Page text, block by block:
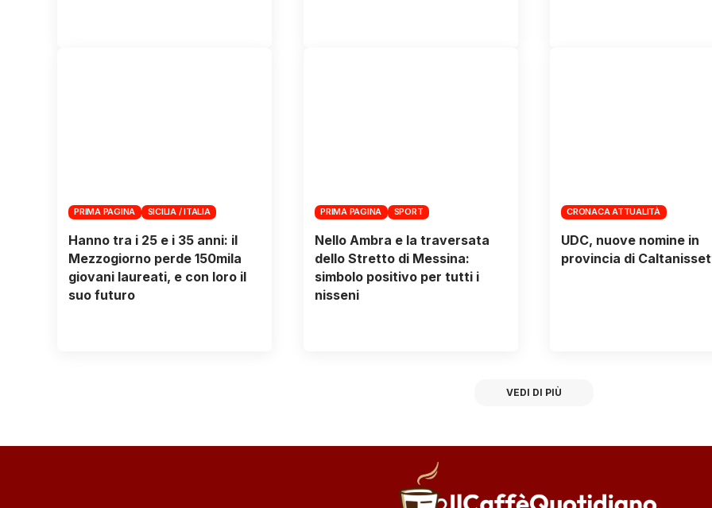
PRIMA PAGINA SICILIA / ITALIA
Hanno tra i 25 e i 35 anni: il
Mezzogiorno perde 150mila
giovani laureati, e con loro il
suo futuro
PRIMA PAGINA SPORT
Nello Ambra e la traversata
dello Stretto di Messina:
simbolo positivo per tutti i
nisseni
CRONACA ATTUALITÀ
UDC, nuove nomine in
provincia di
VEDI DI PIÙ